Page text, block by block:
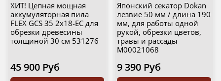
ХИТ! Цепная мощная
аккумуляторная пила
FLEX GCS 35 2x18-EC для
обрезки древесины
толщиной 30 см 531276
45 900 Руб
Японский секатор Dokan
лезвие 50 мм / длина 190
мм, для работы одной
рукой, обрезки цветов,
травы и рассады
М00021068
9 390 Руб